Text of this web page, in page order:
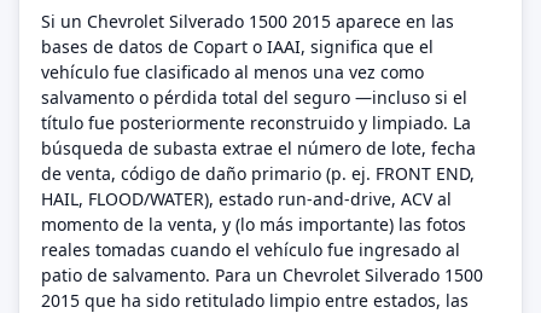
Si un Chevrolet Silverado 1500 2015 aparece en las
bases de datos de Copart o IAAI, significa que el
vehículo fue clasificado al menos una vez como
salvamento o pérdida total del seguro —incluso si el
título fue posteriormente reconstruido y limpiado. La
búsqueda de subasta extrae el número de lote, fecha
de venta, código de daño primario (p. ej. FRONT END,
HAIL, FLOOD/WATER), estado run-and-drive, ACV al
momento de la venta, y (lo más importante) las fotos
reales tomadas cuando el vehículo fue ingresado al
patio de salvamento. Para un Chevrolet Silverado 1500
2015 que ha sido retitulado limpio entre estados, las